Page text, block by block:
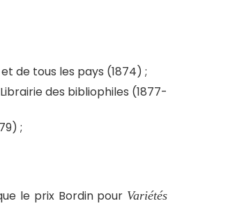
de tous les pays (1874) ;
des bibliophiles (1877-
;
le prix Bordin pour Variétés